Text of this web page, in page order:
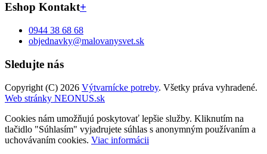
Eshop Kontakt+
0944 38 68 68
objednavky@malovanysvet.sk
Sledujte nás
Copyright (C) 2026 Výtvarnícke potreby. Všetky práva vyhradené.
Web stránky NEONUS.sk
Cookies nám umožňujú poskytovať lepšie služby. Kliknutím na
tlačidlo "Súhlasím" vyjadrujete súhlas s anonymným používaním a
uchovávaním cookies. Viac informácii